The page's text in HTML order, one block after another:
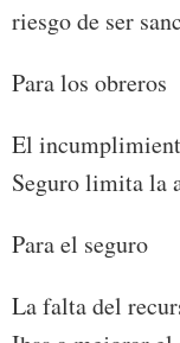
riesgo de ser
Para los obreros
El
Seguro limita la
Para el seguro
La falta del